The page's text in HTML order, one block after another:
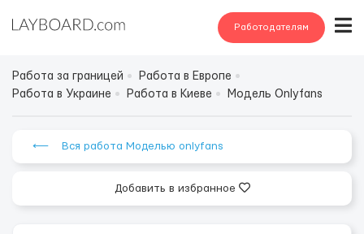
Работодателям
Работа за границей
Работа в Европе
Работа в Украине
Работа в Киеве Модель Onlyfans
⟵ Вся работа Моделью onlyfans
Добавить в избранное